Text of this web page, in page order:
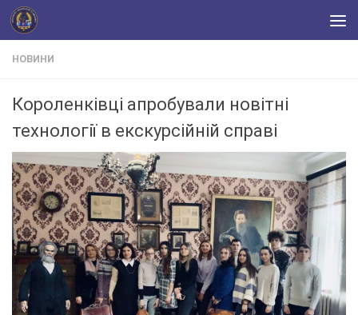
Skip to content
НОВИНИ
Короленківці апробували новітні
технології в екскурсійній справі